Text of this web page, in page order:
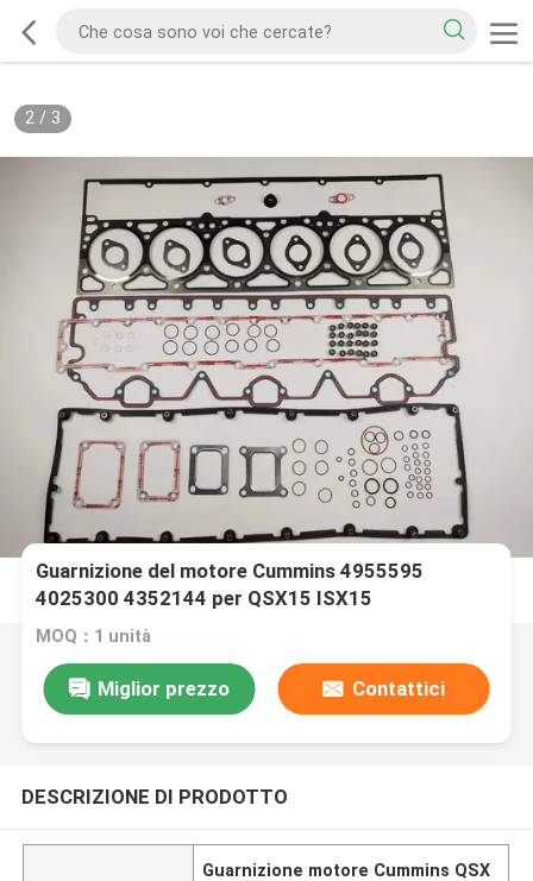
2/ 3
Guarnizione del motore Cummins 4955595
4025300 4352144 per QSX15 ISX15
MOQ：1 unità
Miglior prezzo Contattici
DESCRIZIONE DI PRODOTTO
Guarnizione motore Cummins QSX